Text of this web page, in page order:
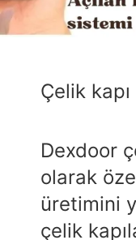
Çelik
Dexdoor
olarak
üretimini
çelik